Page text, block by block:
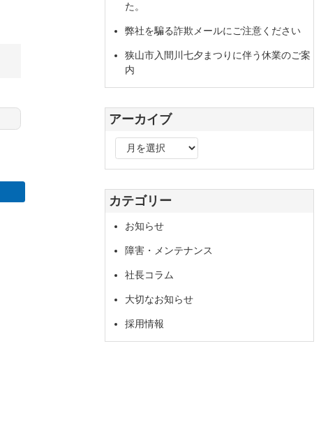
た。
弊社を騙る詐欺メールにご注意ください
狭山市入間川七夕まつりに伴う休業のご案
内
アーカイブ
ー
カ
イ
ブ
カテゴリー
お知らせ
障害・メンテナンス
社長コラム
大切なお知らせ
採用情報